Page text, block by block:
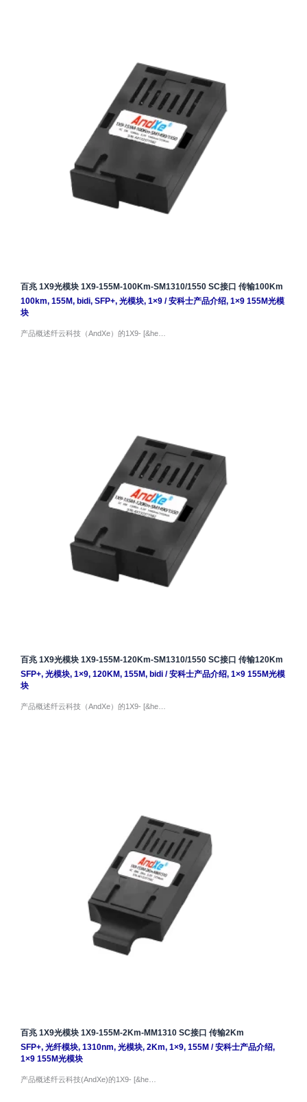
百兆 1X9光模块 1X9-155M-100Km-SM1310/1550 SC接口 传输100Km
100km, 155M, bidi, SFP+, 光模块, 1×9/安科士产品介绍, 1×9 155M光模
块
产品概述纤云科技（AndXe）的1X9- [&he…
百兆 1X9光模块 1X9-155M-120Km-SM1310/1550 SC接口 传输120Km
SFP+, 光模块, 1×9, 120KM, 155M, bidi/安科士产品介绍, 1×9 155M光模
块
产品概述纤云科技（AndXe）的1X9- [&he…
百兆 1X9光模块 1X9-155M-2Km-MM1310 SC接口 传输2Km
SFP+, 光纤模块, 1310nm, 光模块, 2Km, 1×9, 155M /安科士产品介绍,
1×9 155M光模块
产品概述纤云科技(AndXe)的1X9- [&he…